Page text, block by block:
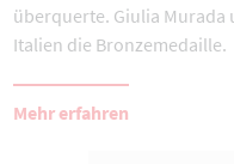
überquerte. Giulia Murada
Italien die Bronzemedaille.
Mehr erfahren